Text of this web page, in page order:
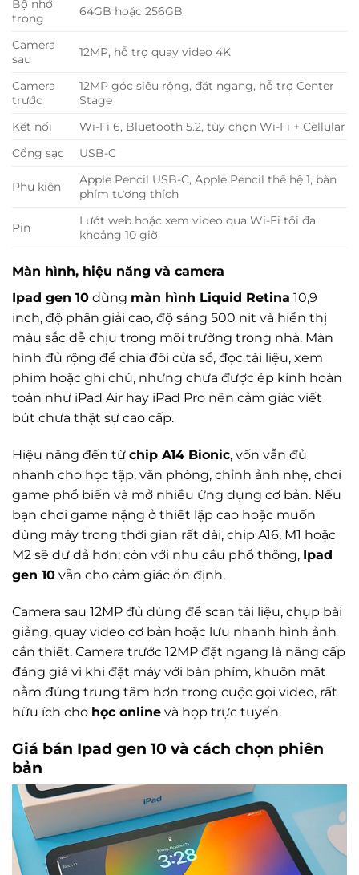
Bộ nhớ
trong
64GB hoặc 256GB
Camera
sau
12MP, hỗ trợ quay video 4K
Camera
trước
12MP góc siêu rộng, đặt ngang, hỗ trợ Center
Stage
Kết nối
Wi-Fi 6, Bluetooth 5.2, tùy chọn Wi-Fi + Cellular
Cổng sạc
USB-C
Phụ kiện
Apple Pencil USB-C, Apple Pencil thế hệ 1, bàn
phím tương thích
Pin
Lướt web hoặc xem video qua Wi-Fi tối đa
khoảng 10 giờ
Màn hình, hiệu năng và camera
Ipad gen 10 dùng màn hình Liquid Retina 10,9
inch, độ phân giải cao, độ sáng 500 nit và hiển thị
màu sắc dễ chịu trong môi trường trong nhà. Màn
hình đủ rộng để chia đôi cửa sổ, đọc tài liệu, xem
phim hoặc ghi chú, nhưng chưa được ép kính hoàn
toàn như iPad Air hay iPad Pro nên cảm giác viết
bút chưa thật sự cao cấp.
Hiệu năng đến từ chip A14 Bionic, vốn vẫn đủ
nhanh cho học tập, văn phòng, chỉnh ảnh nhẹ, chơi
game phổ biến và mở nhiều ứng dụng cơ bản. Nếu
bạn chơi game nặng ở thiết lập cao hoặc muốn
dùng máy trong thời gian rất dài, chip A16, M1 hoặc
M2 sẽ dư dả hơn; còn với nhu cầu phổ thông, Ipad
gen 10 vẫn cho cảm giác ổn định.
Camera sau 12MP đủ dùng để scan tài liệu, chụp bài
giảng, quay video cơ bản hoặc lưu nhanh hình ảnh
cần thiết. Camera trước 12MP đặt ngang là nâng cấp
đáng giá vì khi đặt máy với bàn phím, khuôn mặt
nằm đúng trung tâm hơn trong cuộc gọi video, rất
hữu ích cho học online và họp trực tuyến.
Giá bán Ipad gen 10 và cách chọn phiên
bản